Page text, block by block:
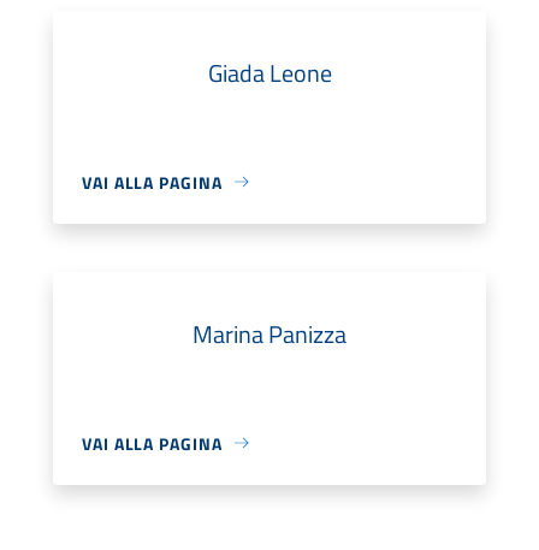
Giada Leone
VAI ALLA PAGINA
Marina Panizza
VAI ALLA PAGINA